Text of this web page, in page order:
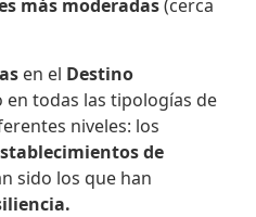
más moderadas(cerca
en el Destino
en todas las tipologías de
niveles: los
de
sido los que han